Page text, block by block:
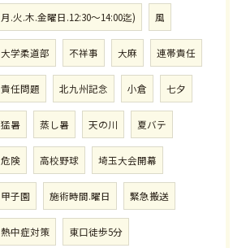
月.火.木.金曜日.12:30〜14:00迄) 風
大学柔道部 不祥事 大麻 連帯責任
責任問題 北九州記念 小倉 七夕
猛暑 蒸し暑 天の川 夏バテ
危険 高校野球 埼玉大会開幕
甲子園 施術時間.曜日 緊急搬送
熱中症対策 東口徒歩5分